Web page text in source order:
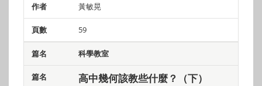
黃敏晃
59
科學教室
高中幾何該教些什麼？（下）